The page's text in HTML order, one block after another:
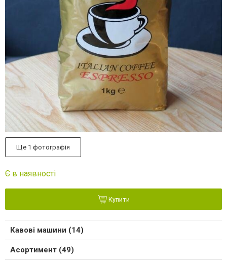
Ще 1 фотографія
Є в наявності
Купити
Кавові машини (14)
Асортимент (49)